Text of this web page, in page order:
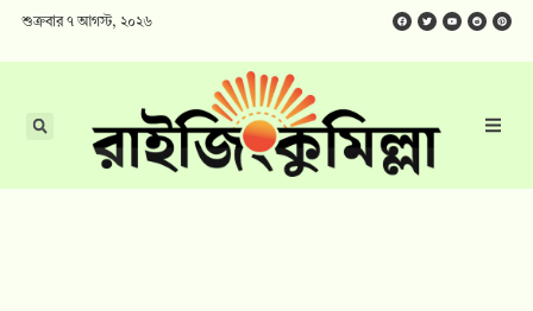
শুক্রবার ৭ আগস্ট, ২০২৬